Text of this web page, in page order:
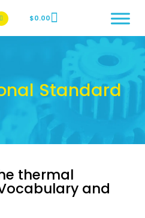
Page
Instagram Page
$0.00
Standard
thermal
and